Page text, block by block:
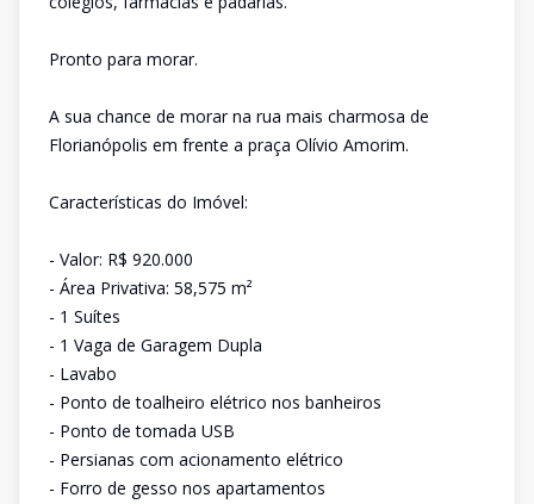
Pronto para morar.
A sua chance de morar na rua mais charmosa de
Florianópolis em frente a praça Olívio Amorim.
Características do Imóvel:
- Valor: R$ 920.000
- Área Privativa: 58,575 m²
- 1 Suítes
- 1 Vaga de Garagem Dupla
- Lavabo
- Ponto de toalheiro elétrico nos banheiros
- Ponto de tomada USB
- Persianas com acionamento elétrico
- Forro de gesso nos apartamentos